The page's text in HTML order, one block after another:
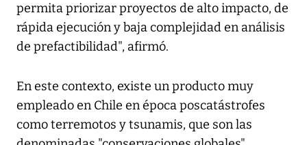
permita priorizar proyectos de alto impacto, de
rápida ejecución y baja complejidad en análisis
de prefactibilidad", afirmó.
En este contexto, existe un producto muy
empleado en Chile en época poscatástrofes
como terremotos y tsunamis, que son las